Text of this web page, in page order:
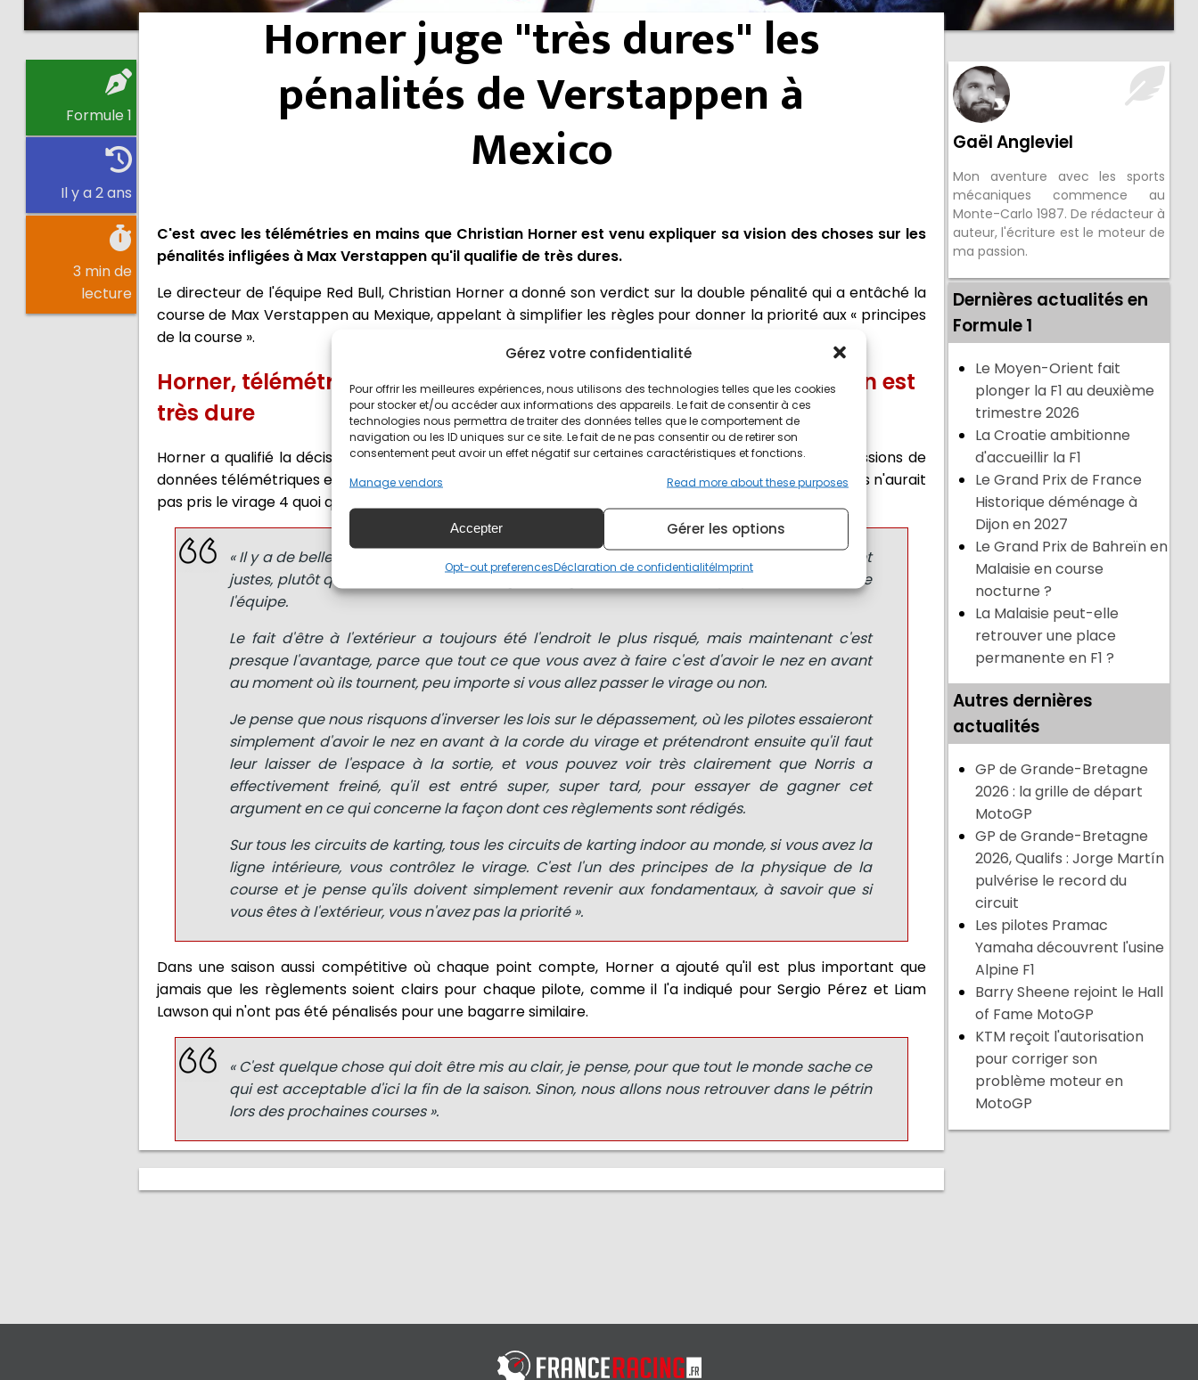
Gérez votre confidentialité
Pour offrir les meilleures expériences, nous utilisons des technologies telles que les cookies
pour stocker et/ou accéder aux informations des appareils. Le fait de consentir à ces
technologies nous permettra de traiter des données telles que le comportement de
navigation ou les ID uniques sur ce site. Le fait de ne pas consentir ou de retirer son
consentement peut avoir un effet négatif sur certaines caractéristiques et fonctions.
Manage vendors
Read more about these purposes
Accepter Gérer les options
Opt-out preferencesDéclaration de confidentialitéImprint
Formule 1
Il y a 2 ans
3 min de
lecture
Horner juge "très dures" les
pénalités de Verstappen à
Mexico
C'est avec les télémétries en mains que Christian Horner est venu expliquer sa vision des choses sur les
pénalités infligées à Max Verstappen qu'il qualifie de très dures.
Le directeur de l'équipe Red Bull, Christian Horner a donné son verdict sur la double pénalité qui a entâché la
course de Max Verstappen au Mexique, appelant à simplifier les règles pour donner la priorité aux « principes
de la course ».
Horner, télémétrie en main, prouve que la sanction de Verstappen est
très dure
Horner a qualifié la décision des commissaires de « très sévère », apportant de nombreuses impressions de
données télémétriques et GPS lors de la séance de presse d'après-course pour démontrer que Norris n'aurait
pas pris le virage 4 quoi qu'il arrive.
« Il y a de belles courses et je pense qu'il est important que les règles d'engagement soient
justes, plutôt que de donner un avantage à la ligne extérieure », a expliqué le directeur de
l'équipe.
Le fait d'être à l'extérieur a toujours été l'endroit le plus risqué, mais maintenant c'est
presque l'avantage, parce que tout ce que vous avez à faire c'est d'avoir le nez en avant
au moment où ils tournent, peu importe si vous allez passer le virage ou non.
Je pense que nous risquons d'inverser les lois sur le dépassement, où les pilotes essaieront
simplement d'avoir le nez en avant à la corde du virage et prétendront ensuite qu'il faut
leur laisser de l'espace à la sortie, et vous pouvez voir très clairement que Norris a
effectivement freiné, qu'il est entré super, super tard, pour essayer de gagner cet
argument en ce qui concerne la façon dont ces règlements sont rédigés.
Sur tous les circuits de karting, tous les circuits de karting indoor au monde, si vous avez la
ligne intérieure, vous contrôlez le virage. C'est l'un des principes de la physique de la
course et je pense qu'ils doivent simplement revenir aux fondamentaux, à savoir que si
vous êtes à l'extérieur, vous n'avez pas la priorité ».
Dans une saison aussi compétitive où chaque point compte, Horner a ajouté qu'il est plus important que
jamais que les règlements soient clairs pour chaque pilote, comme il l'a indiqué pour Sergio Pérez et Liam
Lawson qui n'ont pas été pénalisés pour une bagarre similaire.
« C'est quelque chose qui doit être mis au clair, je pense, pour que tout le monde sache ce
qui est acceptable d'ici la fin de la saison. Sinon, nous allons nous retrouver dans le pétrin
lors des prochaines courses ».
Gaël Angleviel
Mon aventure avec les sports
mécaniques commence au
Monte-Carlo 1987. De rédacteur à
auteur, l'écriture est le moteur de
ma passion.
Dernières actualités en
Formule 1
Le Moyen-Orient fait
plonger la F1 au deuxième
trimestre 2026
La Croatie ambitionne
d'accueillir la F1
Le Grand Prix de France
Historique déménage à
Dijon en 2027
Le Grand Prix de Bahreïn en
Malaisie en course
nocturne ?
La Malaisie peut-elle
retrouver une place
permanente en F1 ?
Autres dernières
actualités
GP de Grande-Bretagne
2026 : la grille de départ
MotoGP
GP de Grande-Bretagne
2026, Qualifs : Jorge Martín
pulvérise le record du
circuit
Les pilotes Pramac
Yamaha découvrent l'usine
Alpine F1
Barry Sheene rejoint le Hall
of Fame MotoGP
KTM reçoit l'autorisation
pour corriger son
problème moteur en
MotoGP